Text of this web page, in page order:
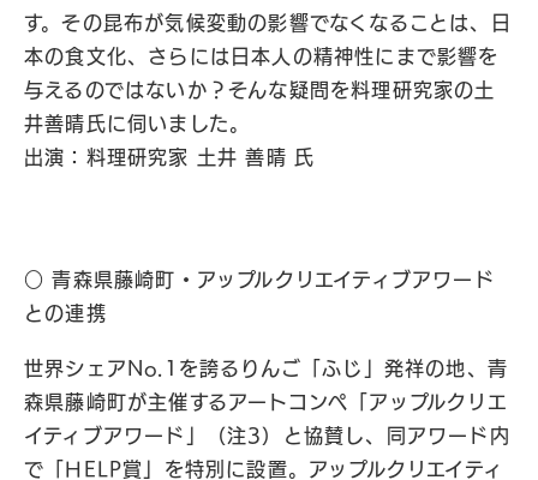
す。その昆布が気候変動の影響でなくなることは、日
本の食文化、さらには日本人の精神性にまで影響を
与えるのではないか？そんな疑問を料理研究家の土
井善晴氏に伺いました。
出演：料理研究家 土井 善晴 氏
○ 青森県藤崎町・アップルクリエイティブアワード
との連携
世界シェアNo.1を誇るりんご「ふじ」発祥の地、青
森県藤崎町が主催するアートコンペ「アップルクリエ
イティブアワード」（注3）と協賛し、同アワード内
で「HELP賞」を特別に設置。アップルクリエイティ